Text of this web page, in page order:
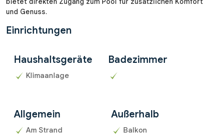
und Genuss.
Einrichtungen
Haushaltsgeräte
Klimaanlage
Badezimmer
Allgemein
Am Strand
Außerhalb
Balkon